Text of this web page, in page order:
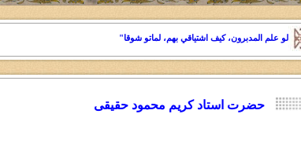
لو علم المدبرون، کيف اشتياقي بهم، لماتو شوقا"
حضرت استاد کریم محمود حقیقی